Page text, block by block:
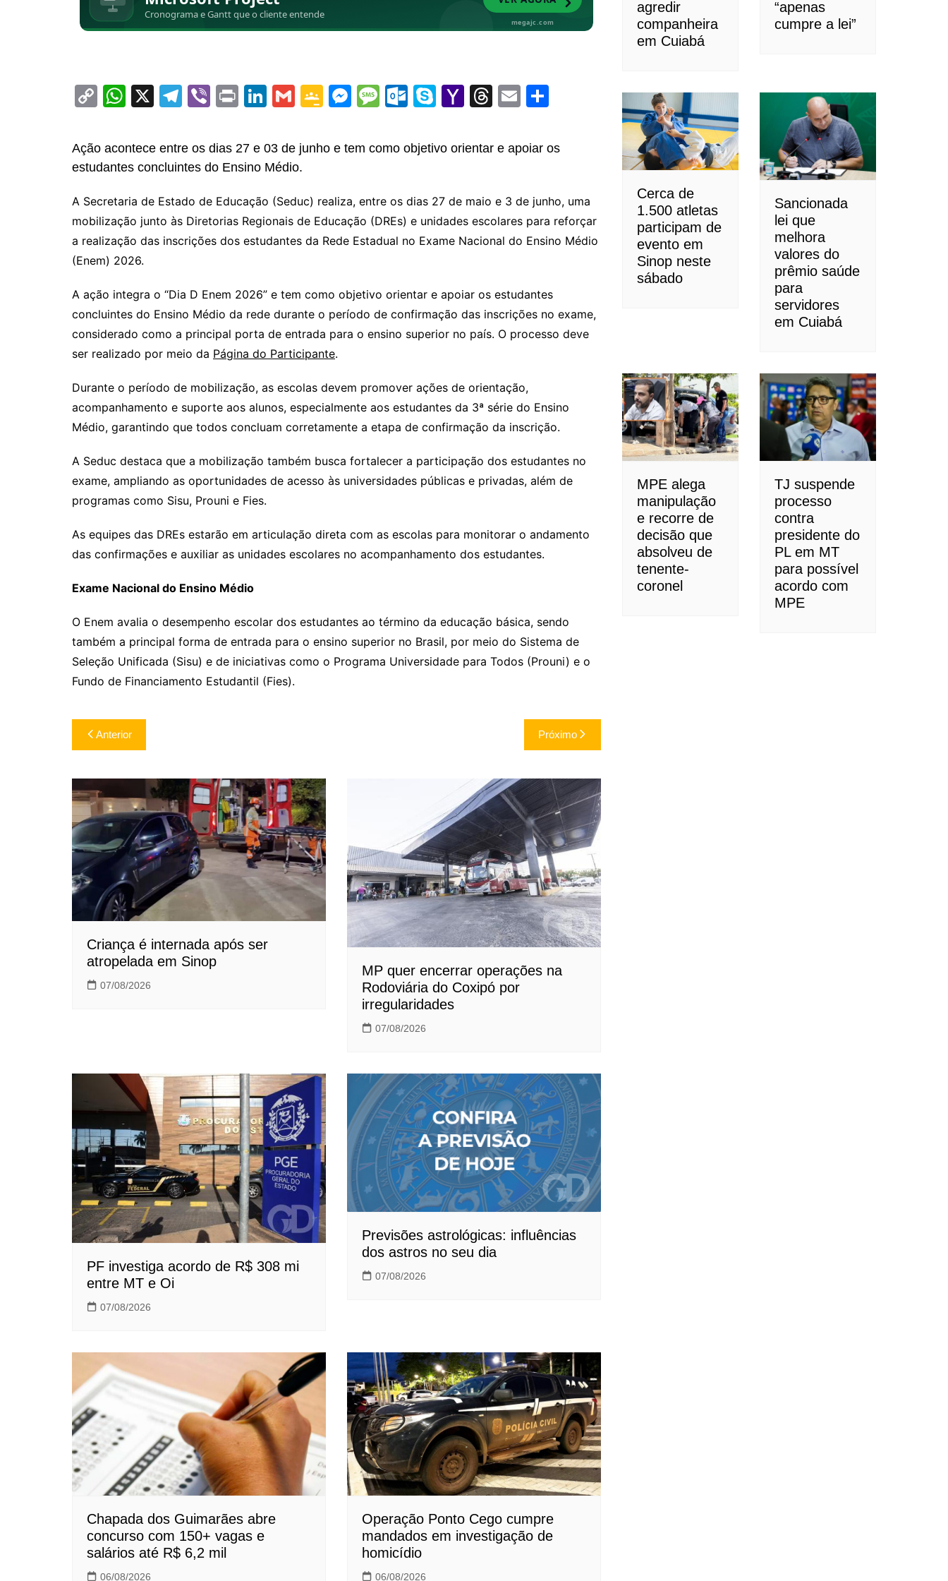
C
p
y
n
k
W
at
s
p
p
X
T
e
gr
m
Vi
er
Pr
t
Li
k
e
n
G
ai
l
G
o
Cl
a
s
o
o
m
M
s
n
g
er
M
s
g
e
O
lo
o
c
o
m
S
y
Y
h
M
ai
l
T
e
s
E
ai ar
Ação acontece entre os dias 27 e 03 de junho e tem como objetivo orientar e apoiar os
estudantes concluintes do Ensino Médio.
A Secretaria de Estado de Educação (Seduc) realiza, entre os dias 27 de maio e 3 de junho, uma
mobilização junto às Diretorias Regionais de Educação (DREs) e unidades escolares para reforçar
a realização das inscrições dos estudantes da Rede Estadual no Exame Nacional do Ensino Médio
(Enem) 2026.
A ação integra o “Dia D Enem 2026” e tem como objetivo orientar e apoiar os estudantes
concluintes do Ensino Médio da rede durante o período de confirmação das inscrições no exame,
considerado como a principal porta de entrada para o ensino superior no país. O processo deve
ser realizado por meio da Página do Participante.
Durante o período de mobilização, as escolas devem promover ações de orientação,
acompanhamento e suporte aos alunos, especialmente aos estudantes da 3ª série do Ensino
Médio, garantindo que todos concluam corretamente a etapa de confirmação da inscrição.
A Seduc destaca que a mobilização também busca fortalecer a participação dos estudantes no
exame, ampliando as oportunidades de acesso às universidades públicas e privadas, além de
programas como Sisu, Prouni e Fies.
As equipes das DREs estarão em articulação direta com as escolas para monitorar o andamento
das confirmações e auxiliar as unidades escolares no acompanhamento dos estudantes.
Exame Nacional do Ensino Médio
O Enem avalia o desempenho escolar dos estudantes ao término da educação básica, sendo
também a principal forma de entrada para o ensino superior no Brasil, por meio do Sistema de
Seleção Unificada (Sisu) e de iniciativas como o Programa Universidade para Todos (Prouni) e o
Fundo de Financiamento Estudantil (Fies).
Navegação
de
Post
Anterior Próximo
Criança é internada após ser
atropelada em Sinop
07/08/2026
MP quer encerrar operações na
Rodoviária do Coxipó por
irregularidades
07/08/2026
PF investiga acordo de R$ 308 mi
entre MT e Oi
07/08/2026
Previsões astrológicas: influências
dos astros no seu dia
07/08/2026
Chapada dos Guimarães abre
concurso com 150+ vagas e
salários até R$ 6,2 mil
06/08/2026
Operação Ponto Cego cumpre
mandados em investigação de
homicídio
06/08/2026
agredir
companheira
em Cuiabá
“apenas
cumpre a lei”
Cerca de
1.500 atletas
participam de
evento em
Sinop neste
sábado
Sancionada
lei que
melhora
valores do
prêmio saúde
para
servidores
em Cuiabá
MPE alega
manipulação
e recorre de
decisão que
absolveu de
tenente-
coronel
TJ suspende
processo
contra
presidente do
PL em MT
para possível
acordo com
MPE